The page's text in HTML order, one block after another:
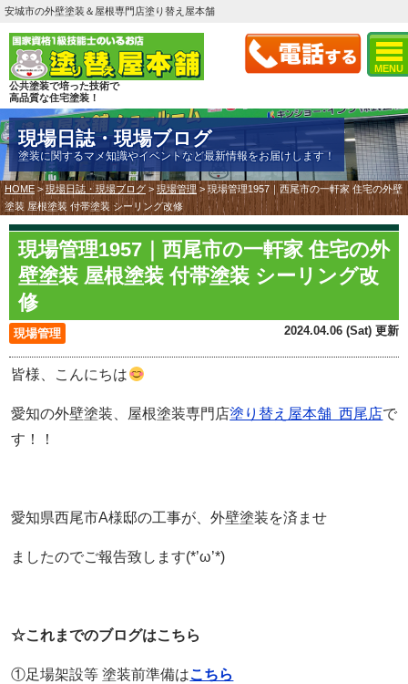
MENU
安城市の外壁塗装＆屋根専門店塗り替え屋本舗
公共塗装で培った技術で
高品質な住宅塗装！
現場日誌・現場ブログ
塗装に関するマメ知識やイベントなど最新情報をお届けします！
HOME >現場日誌・現場ブログ > 現場管理 > 現場管理1957｜西尾市の一軒家 住宅の外壁
塗装 屋根塗装 付帯塗装 シーリング改修
現場管理1957｜西尾市の一軒家 住宅の外
壁塗装 屋根塗装 付帯塗装 シーリング改
修
現場管理 2024.04.06 (Sat) 更新
皆様、こんにちは
愛知の外壁塗装、屋根塗装専門店塗り替え屋本舗 西尾店で
す！！
愛知県西尾市A様邸の工事が、外壁塗装を済ませ
ましたのでご報告致します(*’ω’*)
☆これまでのブログはこちら
①足場架設等 塗装前準備はこちら